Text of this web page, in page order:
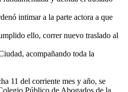
intimar a la parte actora a que
ello, correr nuevo traslado al
acompañando toda la
11 del corriente mes y año, se
Público de Abogados de la